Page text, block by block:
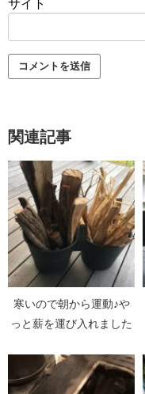
サイト
関連記事
寒いので朝から運動♪や
っと薪を運び入れました